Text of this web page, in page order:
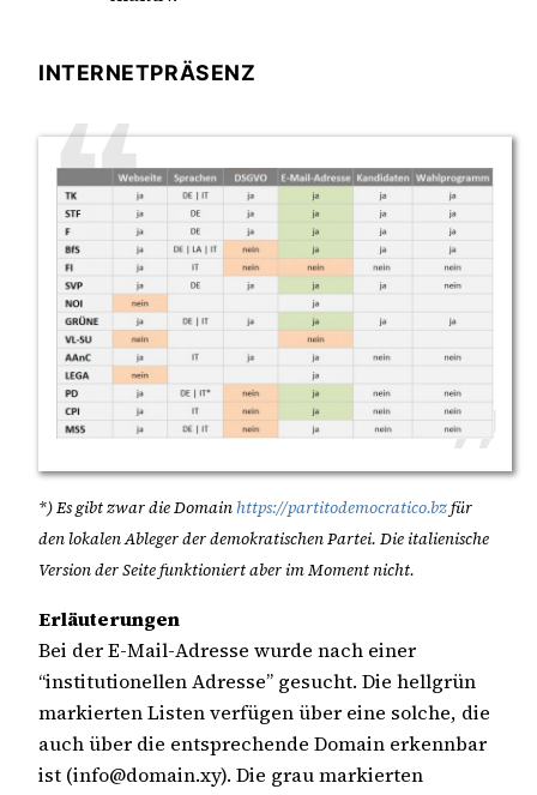
INTERNETPRÄSENZ
*) Es gibt zwar die Domainhttps://partitodemocratico.bzfür
den lokalen Ableger der demokratischen Partei. Die italienische
Version der Seite funktioniert aber im Moment nicht.
Erläuterungen
Bei der E-Mail-Adresse wurde nach einer
“institutionellen Adresse” gesucht. Die hellgrün
markierten Listen verfügen über eine solche, die
auch über die entsprechende Domain erkennbar
ist (info@domain.xy). Die grau markierten